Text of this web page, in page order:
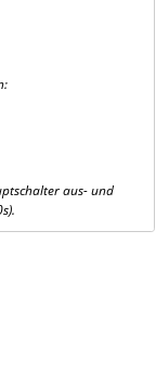
aus- und